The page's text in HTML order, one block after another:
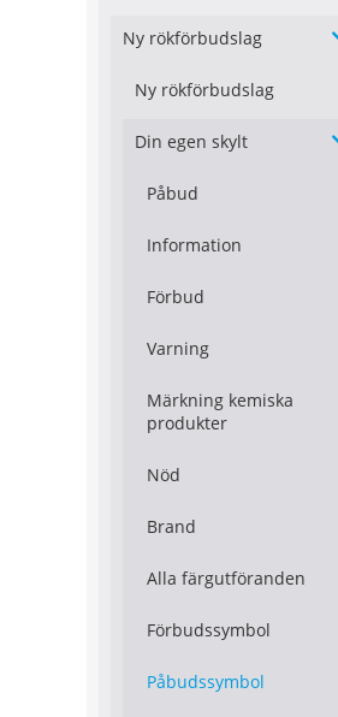
Ny rökförbudslag
Ny rökförbudslag
Din egen skylt
Påbud
Information
Förbud
Varning
Märkning kemiska
produkter
Nöd
Brand
Alla färgutföranden
Förbudssymbol
Påbudssymbol